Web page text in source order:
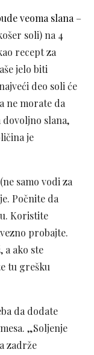
veoma slana –
soli) na 4
recept za
jelo biti
deo soli će
ne morate da
slana,
je
samo vodi za
Počnite da
Koristite
probajte.
a ako ste
tu grešku
da dodate
„Soljenje
zadrže